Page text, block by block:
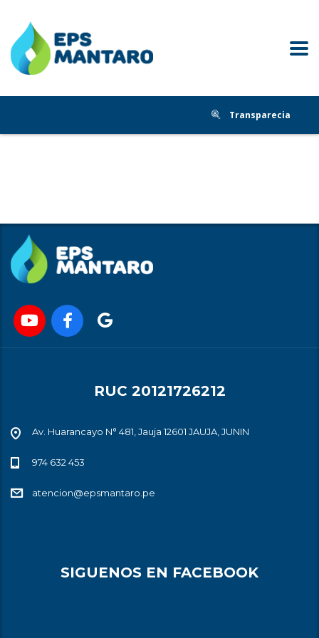
Transparecia
RUC 20121726212
Av. Huarancayo N° 481, Jauja 12601 JAUJA, JUNIN
974 632 453
atencion@epsmantaro.pe
SIGUENOS EN FACEBOOK